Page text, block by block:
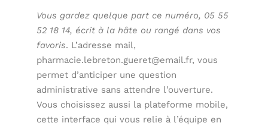
Vous gardez quelque part ce numéro, 05 55
52 18 14, écrit à la hâte ou rangé dans vos
favoris. L’adresse mail,
pharmacie.lebreton.gueret@email.fr, vous
permet d’anticiper une question
administrative sans attendre l’ouverture.
Vous choisissez aussi la plateforme mobile,
cette interface qui vous relie à l’équipe en